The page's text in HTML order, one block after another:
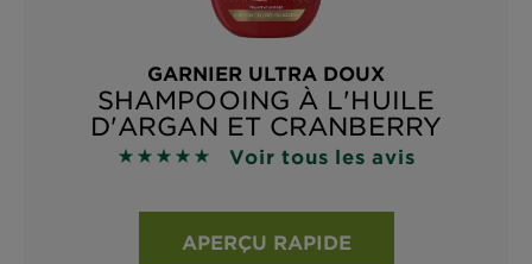
GARNIER ULTRA DOUX
SHAMPOOING À L'HUILE
D'ARGAN ET CRANBERRY
4.9118 sur 5 étoiles basé sur les avis
Voir tous les avis
APERÇU RAPIDE